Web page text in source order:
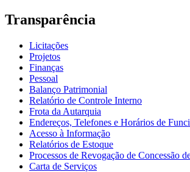
Transparência
Licitações
Projetos
Finanças
Pessoal
Balanço Patrimonial
Relatório de Controle Interno
Frota da Autarquia
Endereços, Telefones e Horários de
Acesso à Informação
Relatórios de Estoque
Processos de Revogação de Concessão
Carta de Serviços